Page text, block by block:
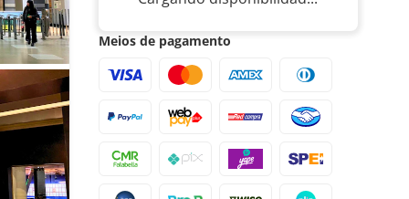
Meios de pagamento